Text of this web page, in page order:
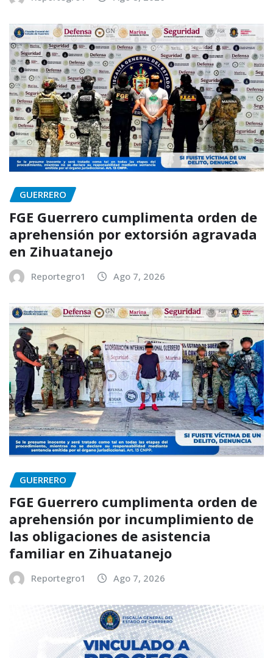
GUERRERO
FGE Guerrero cumplimenta orden de
aprehensión por extorsión agravada
en Zihuatanejo
Reportegro1 Ago 7, 2026
GUERRERO
FGE Guerrero cumplimenta orden de
aprehensión por incumplimiento de
las obligaciones de asistencia
familiar en Zihuatanejo
Reportegro1 Ago 7, 2026